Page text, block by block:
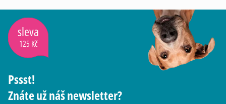
sleva
125 Kč
Pssst!
Znáte už náš newsletter?